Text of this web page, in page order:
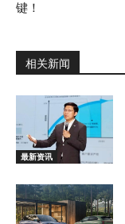
键！
相关新闻
最新资讯